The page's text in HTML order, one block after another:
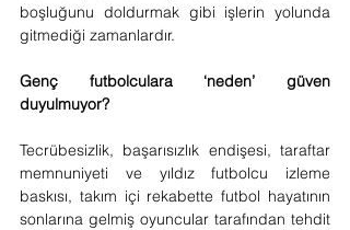
boşluğunu doldurmak gibi işlerin yolunda
gitmediği zamanlardır.
Genç futbolculara ‘neden’ güven
duyulmuyor?
Tecrübesizlik, başarısızlık endişesi, taraftar
memnuniyeti ve yıldız futbolcu izleme
baskısı, takım içi rekabette futbol hayatının
sonlarına gelmiş oyuncular tarafından tehdit